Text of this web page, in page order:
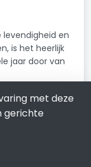
levendigheid en
is het heerlijk
jaar door van
met deze
gerichte